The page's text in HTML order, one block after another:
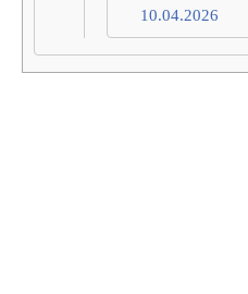
10.04.2026